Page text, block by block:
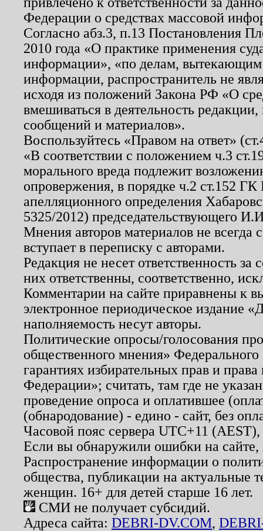
Федерации о средствах массовой
Согласно абз.3, п.13 Постановления
2010 года «О практике применения
информации», «по делам, вытекающим
информации, распространитель не
исходя из положений Закона РФ «О
вмешиваться в деятельность
сообщений и материалов».
Воспользуйтесь «Правом на ответ»
«В соответствии с положением ч.3
морального вреда подлежит
опровержения, в порядке ч.2 ст.152
апелляционного определения
5325/2012) председательствующего
Мнения авторов материалов не
вступает в переписку с авторами.
Редакция не несет ответственность
них ответственны, соответственно,
Комментарии на сайте приравнены к
электронное периодическое издание
наполняемость несут авторы.
Политические опросы/голосования
общественного мнения»
гарантиях избирательных прав и
Федерации»; считать, там где не
проведение опроса и оплатившее
(обнародование) - едино - сайт, без
Часовой пояс сервера UTC+11
Если вы обнаружили ошибки на
Распространение информации о
общества, публикации на актуальные
женщин. 16+ для детей старше 16 лет.
СМИ не получает субсидий.
Адреса сайта: DEBRI-DV.COM,